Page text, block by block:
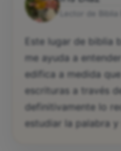
Este lugar de biblia
me ayuda a
edifica a medida
escrituras a través
definitivamente lo
estudiar la palabra